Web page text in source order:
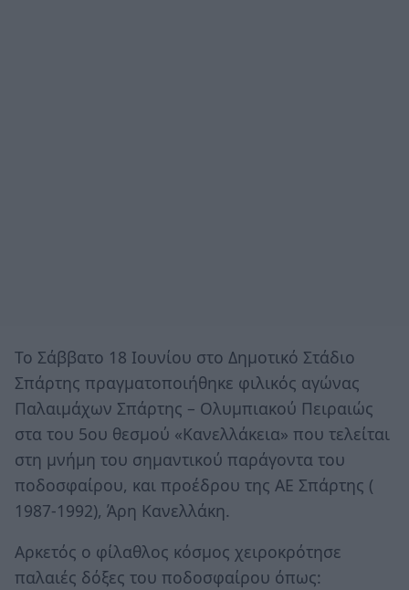
Το Σάββατο 18 Ιουνίου στο Δημοτικό Στάδιο
Σπάρτης πραγματοποιήθηκε φιλικός αγώνας
Παλαιμάχων Σπάρτης – Ολυμπιακού Πειραιώς
στα του 5ου θεσμού «Κανελλάκεια» που τελείται
στη μνήμη του σημαντικού παράγοντα του
ποδοσφαίρου, και προέδρου της ΑΕ Σπάρτης (
1987-1992), Άρη Κανελλάκη.
Αρκετός ο φίλαθλος κόσμος χειροκρότησε
παλαιές δόξες του ποδοσφαίρου όπως: